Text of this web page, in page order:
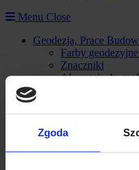
Zgoda
Menu Close
Geodezja, Prace
Farby
Znaczniki
Akcesoria do
Utrzymanie i
Znakowanie i naprawa
Urządzenie do
boisk
Farby do